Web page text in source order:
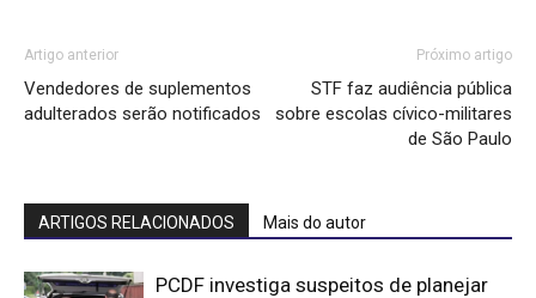
Artigo anterior
Vendedores de suplementos
adulterados serão notificados
Próximo artigo
STF faz audiência pública
sobre escolas cívico-militares
de São Paulo
ARTIGOS RELACIONADOS Mais do autor
PCDF investiga suspeitos de planejar